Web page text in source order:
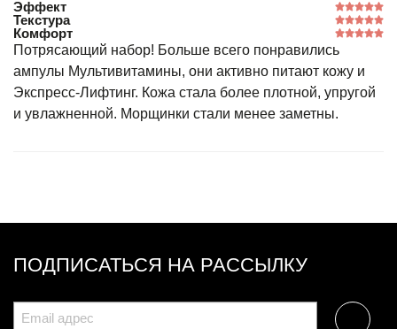
Эффект
Текстура
Комфорт
Потрясающий набор! Больше всего понравились
ампулы Мультивитамины, они активно питают кожу и
Экспресс-Лифтинг. Кожа стала более плотной, упругой
и увлажненной. Морщинки стали менее заметны.
ПОДПИСАТЬСЯ НА РАССЫЛКУ